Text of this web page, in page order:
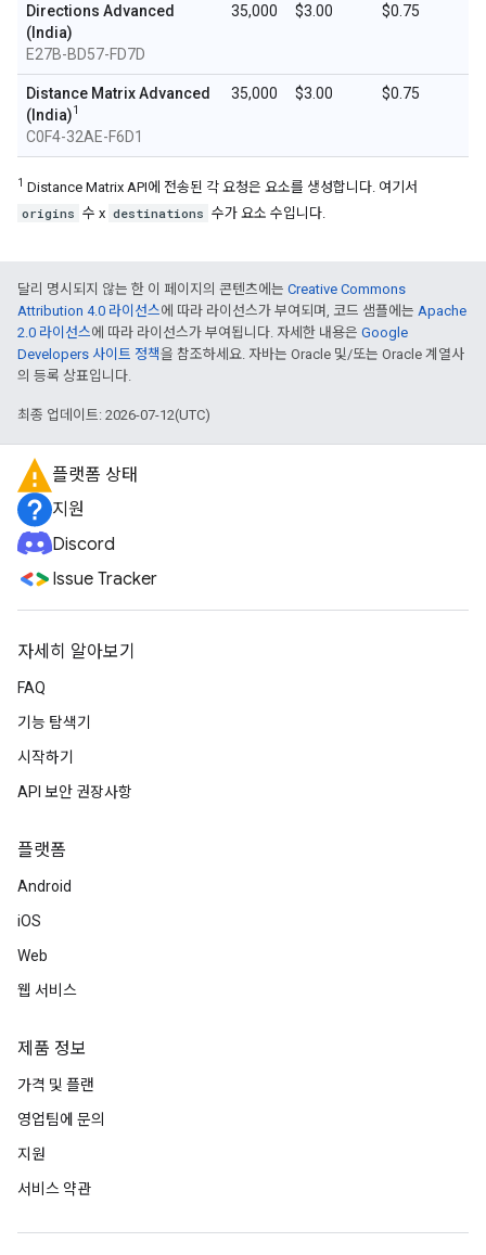
Directions Advanced
(India)
E27B-BD57-FD7D
35,000 $3.00 $0.75
Distance Matrix Advanced
(India)1
C0F4-32AE-F6D1
35,000 $3.00 $0.75
1 Distance Matrix API에 전송된 각 요청은 요소를 생성합니다. 여기서
origins 수 x destinations 수가 요소 수입니다.
달리 명시되지 않는 한 이 페이지의 콘텐츠에는 Creative Commons
Attribution 4.0 라이선스에 따라 라이선스가 부여되며, 코드 샘플에는 Apache
2.0 라이선스에 따라 라이선스가 부여됩니다. 자세한 내용은 Google
Developers 사이트 정책을 참조하세요. 자바는 Oracle 및/또는 Oracle 계열사
의 등록 상표입니다.
최종 업데이트: 2026-07-12(UTC)
플랫폼 상태
지원
Discord
Issue Tracker
자세히 알아보기
FAQ
기능 탐색기
시작하기
API 보안 권장사항
플랫폼
Android
iOS
Web
웹 서비스
제품 정보
가격 및 플랜
영업팀에 문의
지원
서비스 약관